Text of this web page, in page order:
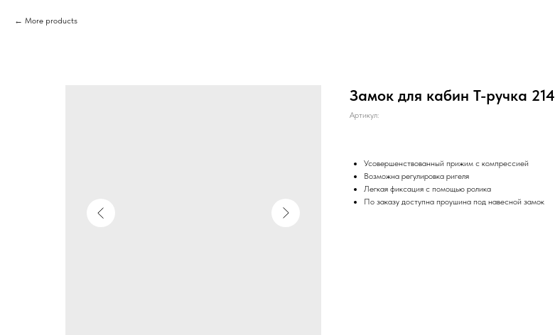
More products
Замок для кабин Т-ручка 214
Артикул:
Усовершенствованный прижим с компрессией
Возможна регулировка ригеля
Легкая фиксация с помощью ролика
По заказу доступна проушина под навесной замок